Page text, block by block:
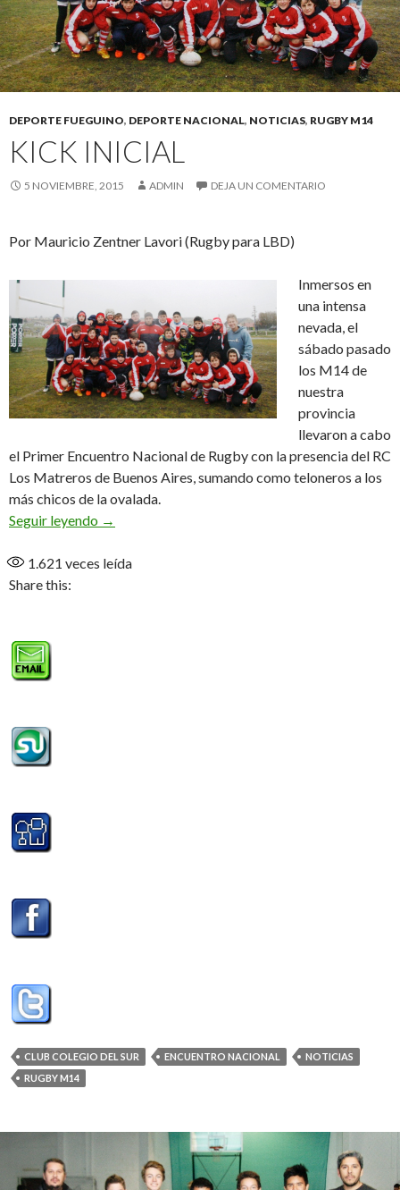
DEPORTE FUEGUINO, DEPORTE NACIONAL, NOTICIAS, RUGBY M14
KICK INICIAL
5 NOVIEMBRE, 2015 ADMIN DEJA UN COMENTARIO
Por Mauricio Zentner Lavori (Rugby para LBD)
Inmersos en
una intensa
nevada, el
sábado pasado
los M14 de
nuestra
provincia
llevaron a cabo
el Primer Encuentro Nacional de Rugby con la presencia del RC
Los Matreros de Buenos Aires, sumando como teloneros a los
más chicos de la ovalada.
Seguir leyendo Kick inicial
→
1.621 veces leída
Share this:
CLUB COLEGIO DEL SUR ENCUENTRO NACIONAL
NOTICIAS
RUGBY M14